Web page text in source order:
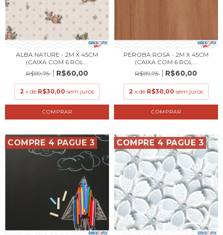
ALBA NATURE - 2M X 45CM
(CAIXA COM 6 ROL...
R$119,75
R$60,00
2 x de R$30,00 sem juros
PEROBA ROSA - 2M X 45CM
(CAIXA COM 6 ROL...
R$119,75
R$60,00
2 x de R$30,00 sem juros
COMPRE 4 PAGUE 3 COMPRE 4 PAGUE 3